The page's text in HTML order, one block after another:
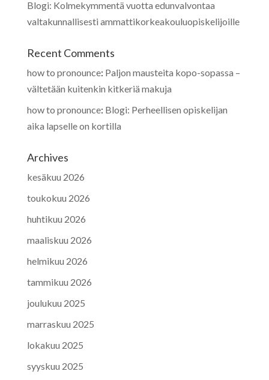
Blogi: Kolmekymmentä vuotta edunvalvontaa
valtakunnallisesti ammattikorkeakouluopiskelijoille
Recent Comments
how to pronounce: Paljon mausteita kopo-sopassa –
vältetään kuitenkin kitkeriä makuja
how to pronounce: Blogi: Perheellisen opiskelijan
aika lapselle on kortilla
Archives
kesäkuu 2026
toukokuu 2026
huhtikuu 2026
maaliskuu 2026
helmikuu 2026
tammikuu 2026
joulukuu 2025
marraskuu 2025
lokakuu 2025
syyskuu 2025